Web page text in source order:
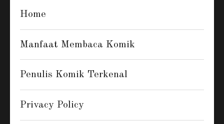
Home
Manfaat Membaca Komik
Penulis Komik Terkenal
Privacy Policy